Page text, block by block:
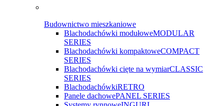
Budownictwo mieszkaniowe
Blachodachówki modułoweMODULAR
SERIES
Blachodachówki kompaktoweCOMPACT
SERIES
Blachodachówki cięte na wymiarCLASSIC
SERIES
BlachodachówkiRETRO
Panele dachowePANEL SERIES